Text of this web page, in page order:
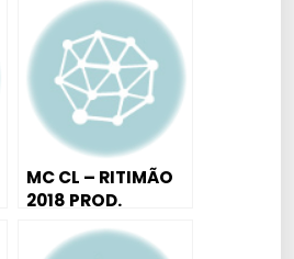
MC CL – RITIMÃO
2018 PROD.